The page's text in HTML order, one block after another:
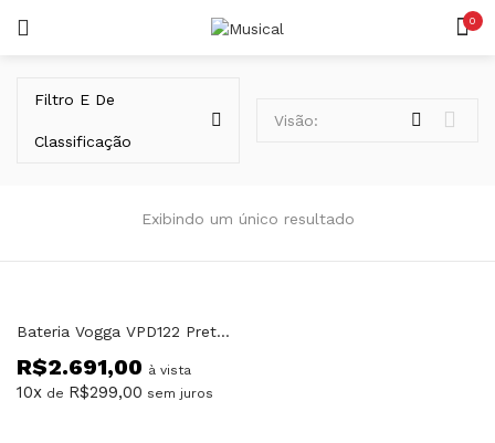
0
Senha perdida?
Exibindo um único resultado
Filtro E De
Classificação
Visão:
Bateria Vogga VPD122 Preta BK Urban
R$2.691,00 à vista
10x de R$299,00 sem juros